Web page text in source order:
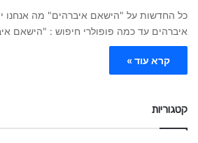
כל החדשות על "הישאם איברהים" מה אנחנו
איברהים עד כמה פופולרי חיפוש : "הישאם
קרא עוד »
קטגוריות